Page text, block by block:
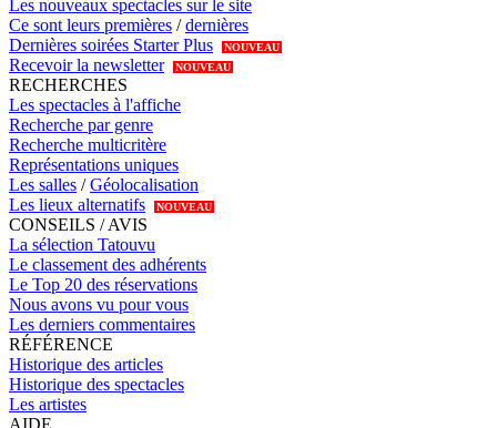
Les nouveaux spectacles sur le site
Ce sont leurs premières /dernières
Dernières soirées Starter Plus
NOUVEAU
Recevoir la newsletter NOUVEAU
RECHERCHES
Les spectacles à l'affiche
Recherche par genre
Recherche multicritère
Représentations uniques
Les salles /Géolocalisation
Les lieux alternatifs
NOUVEAU
CONSEILS / AVIS
La sélection Tatouvu
Le classement des adhérents
Le Top 20 des réservations
Nous avons vu pour vous
Les derniers commentaires
RÉFÉRENCE
Historique des articles
Historique des spectacles
Les artistes